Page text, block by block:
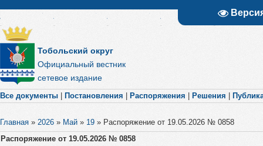
Тобольский округ
Официальный вестник
сетевое издание
Все документы Постановления Распоряжения Решения
Главная » 2026 » Май » 19 » Распоряжение от 19.05.2026 № 0858
Распоряжение от 19.05.2026 № 0858